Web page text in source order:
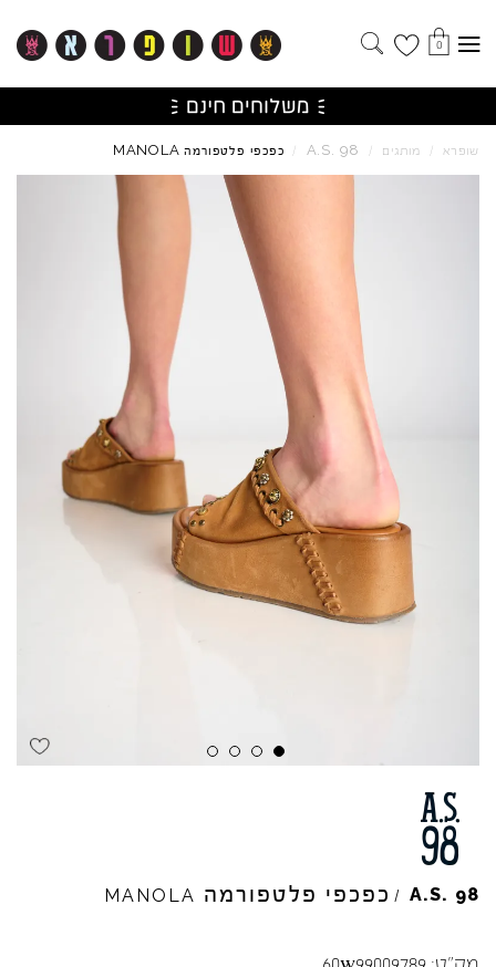
0
שופרא / מותגים /
A.S. 98
/ כפכפי פלטפורמה MANOLA
A.S. 98
/ כפכפי פלטפורמה MANOLA